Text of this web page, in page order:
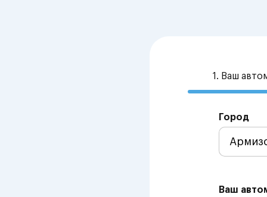
1. Ваш
Город
Ваш